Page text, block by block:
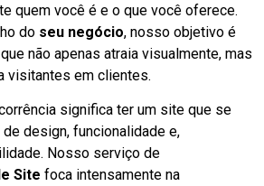
quem você é e o que você oferece.
do seu negócio, nosso objetivo é
não apenas atraia visualmente, mas
visitantes em clientes.
significa ter um site que se
design, funcionalidade e,
Nosso serviço de
Site foca intensamente na